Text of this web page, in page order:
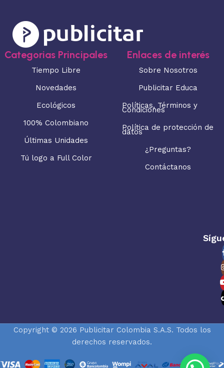
Categorias Principales
Tiempo Libre
Novedades
Ecológicos
100% Colombiano
Últimas Unidades
Tú logo a Full Color
Enlaces de interés
Sobre Nosotros
Publicitar Educa
Políticas, Términos y
Condiciones
Política de protección de
datos
¿Preguntas?
Contáctanos
Copyright © 2026 Publicitar Colombia S.A.S. Todos los
derechos reservados.